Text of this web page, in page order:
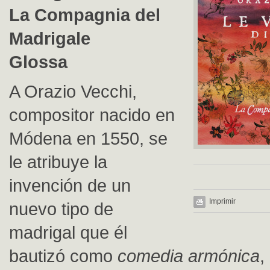
Imprimir
La Compagnia del
Madrigale
Glossa
A Orazio Vecchi,
compositor nacido en
Módena en 1550, se
le atribuye la
invención de un
nuevo tipo de
madrigal que él
bautizó como comedia armónica,